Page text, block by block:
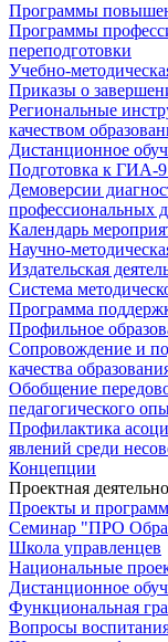
Программы
Программы
переподготовки
Учебно-
Приказы о
Региональные
качеством
Дистанционное
Подготовка к ГИА-
Демоверсии
профессиональных
Календарь
Научно-
Издательская
Система
Программа
Профильное
Сопровождение и
качества
Обобщение
педагогического
Профилактика
явлений среди
Концепции
Проектная
Проекты и
Семинар "ПРО
Школа управленцев
Национальные
Дистанционное
Функциональная
Вопросы